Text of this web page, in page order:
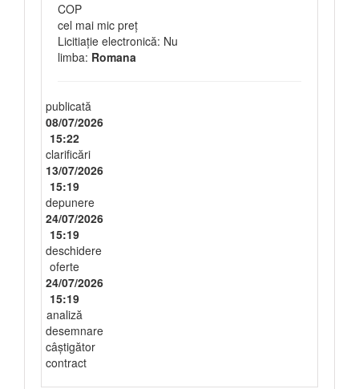
COP
cel mai mic preț
Licitiație electronică: Nu
limba: Romana
publicată
08/07/2026
15:22
clarificări
13/07/2026
15:19
depunere
24/07/2026
15:19
deschidere
oferte
24/07/2026
15:19
analiză
desemnare
câștigător
contract